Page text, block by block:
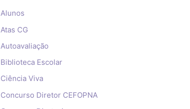
Alunos
Atas CG
Autoavaliação
Biblioteca Escolar
Ciência Viva
Concurso Diretor CEFOPNA